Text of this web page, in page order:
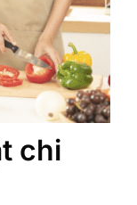
chi